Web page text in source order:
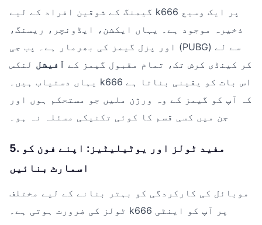
گیمنگ کے شوقین افراد کے لیے k666 پر ایک وسیع
ذخیرہ موجود ہے۔ یہاں ایکشن، ایڈونچر، ریسنگ،
اور پزل گیمز کی بھرمار ہے۔ پب جی (PUBG) سے لے
کر کینڈی کرش تک، تمام مقبول گیمز کے آفیشل لنکس
یہاں دستیاب ہیں۔ k666 اس بات کو یقینی بناتا ہے
کہ آپ کو گیمز کے وہ ورژن ملیں جو مستحکم ہوں اور
جن میں کسی قسم کا کوئی تکنیکی مسئلہ نہ ہو۔
5. مفید ٹولز اور یوٹیلیٹیز: اپنے فون کو
اسمارٹ بنائیں
موبائل کی کارکردگی کو بہتر بنانے کے لیے مختلف
ٹولز کی ضرورت ہوتی ہے۔ k666 پر آپ کو اینٹی